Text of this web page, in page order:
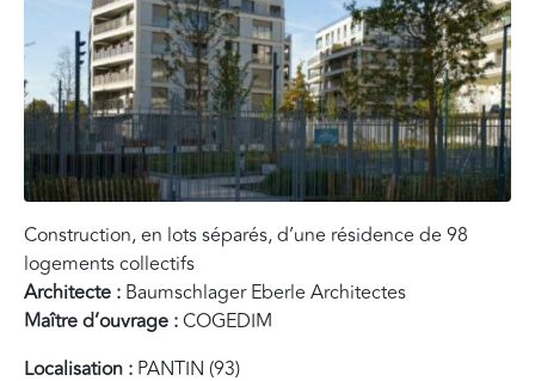
Construction, en lots séparés, d’une résidence de 98
logements collectifs
Architecte : Baumschlager Eberle Architectes
Maître d’ouvrage :COGEDIM
Localisation : PANTIN (93)